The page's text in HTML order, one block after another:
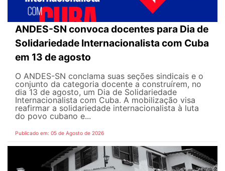
ANDES-SN convoca docentes para Dia de
Solidariedade Internacionalista com Cuba
em 13 de agosto
O ANDES-SN conclama suas seções sindicais e o
conjunto da categoria docente a construírem, no
dia 13 de agosto, um Dia de Solidariedade
Internacionalista com Cuba. A mobilização visa
reafirmar a solidariedade internacionalista à luta
do povo cubano e...
Publicado em: 05 de Agosto de 2026